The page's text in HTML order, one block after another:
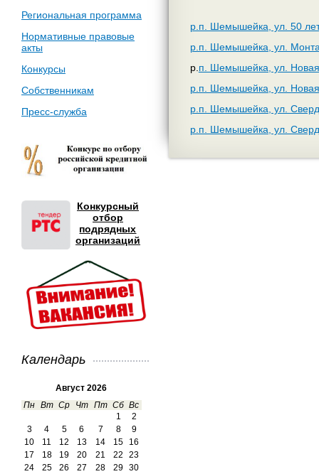
Региональная программа
Нормативные правовые
акты
Конкурсы
Собственникам
Пресс-служба
Конкурсный
отбор
подрядных
организаций
Календарь
Август 2026
Пн Вт Ср Чт Пт Сб Вс
1
2
3
4 5 6 7 8
9
10
11 12 13 14 15
16
17
18 19 20 21 22
23
24
25 26 27 28 29
30
р.п. Шемышейка, ул. 50
р.п. Шемышейка, ул.
р. п. Шемышейка, ул.
р.п. Шемышейка, ул.
р.п. Шемышейка, ул.
р.п. Шемышейка, ул.